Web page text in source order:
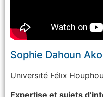
Sophie Dahoun
Université Félix
Expertise et sujets